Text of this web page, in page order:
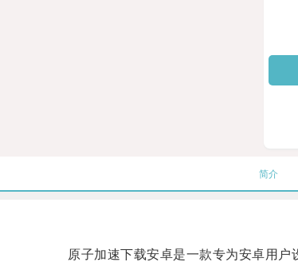
简介
原子加速下载安卓是一款专为安卓用户设